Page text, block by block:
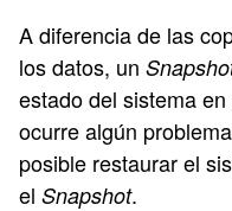
A diferencia de las
los datos, un
estado del sistema
ocurre algún
posible restaurar el
el Snapshot.